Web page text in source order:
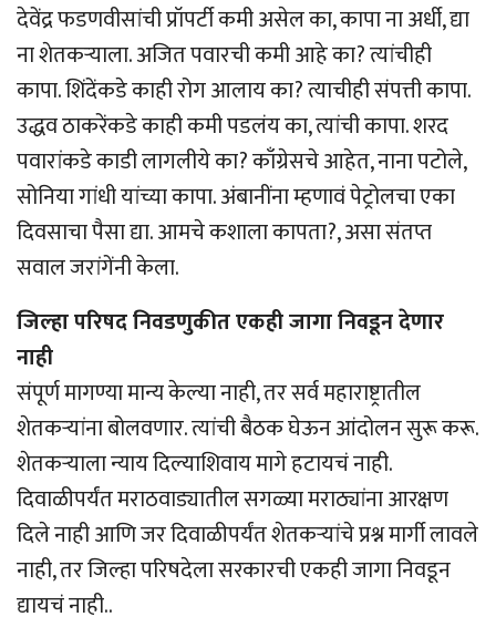
देवेंद्र फडणवीसांची प्रॉपर्टी कमी असेल का, कापा ना अर्धी, द्या
ना शेतकर्‍याला. अजित पवारची कमी आहे का? त्यांचीही
कापा. शिंदेंकडे काही रोग आलाय का? त्याचीही संपत्ती कापा.
उद्धव ठाकरेंकडे काही कमी पडलंय का, त्यांची कापा. शरद
पवारांकडे काडी लागलीये का? काँग्रेसचे आहेत, नाना पटोले,
सोनिया गांधी यांच्या कापा. अंबानींना म्हणावं पेट्रोलचा एका
दिवसाचा पैसा द्या. आमचे कशाला कापता?, असा संतप्त
सवाल जरांगेंनी केला.
जिल्हा परिषद निवडणुकीत एकही जागा निवडून देणार
नाही
संपूर्ण मागण्या मान्य केल्या नाही, तर सर्व महाराष्ट्रातील
शेतकर्‍यांना बोलवणार. त्यांची बैठक घेऊन आंदोलन सुरू करू.
शेतकर्‍याला न्याय दिल्याशिवाय मागे हटायचं नाही.
दिवाळीपर्यंत मराठवाड्यातील सगळ्या मराठ्यांना आरक्षण
दिले नाही आणि जर दिवाळीपर्यंत शेतकर्‍यांचे प्रश्न मार्गी लावले
नाही, तर जिल्हा परिषदेला सरकारची एकही जागा निवडून
द्यायचं नाही..